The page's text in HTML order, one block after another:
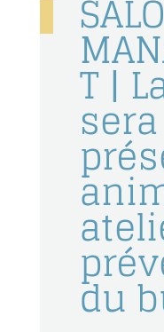
T |
sera
du